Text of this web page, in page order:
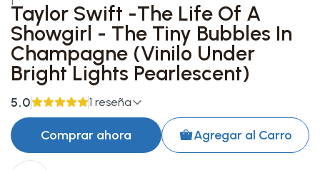
Taylor Swift -The Life Of A
Showgirl - The Tiny Bubbles In
Champagne (Vinilo Under
Bright Lights Pearlescent)
5.0 1 reseña
Agregar al Carro
Comprar ahora